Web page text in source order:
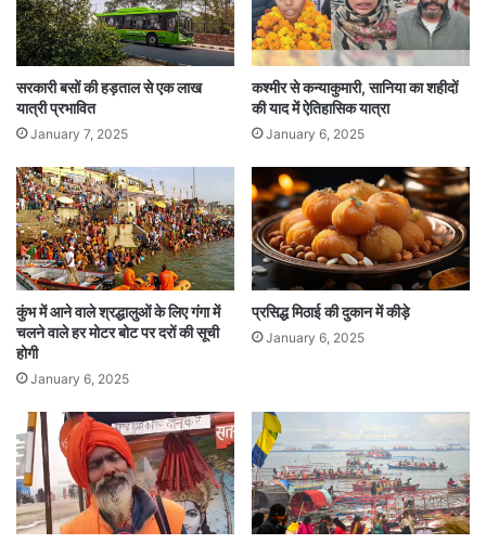
सरकारी बसों की हड़ताल से एक लाख
यात्री प्रभावित
January 7, 2025
कश्मीर से कन्याकुमारी, सानिया का शहीदों
की याद में ऐतिहासिक यात्रा
January 6, 2025
कुंभ में आने वाले श्रद्धालुओं के लिए गंगा में
चलने वाले हर मोटर बोट पर दरों की सूची
होगी
January 6, 2025
प्रसिद्ध मिठाई की दुकान में कीड़े
January 6, 2025